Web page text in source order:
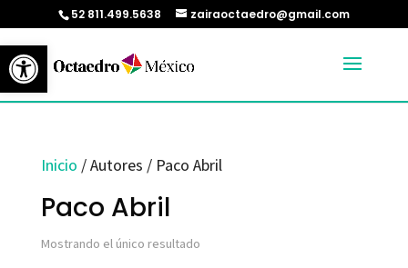
Abrir barra de herramientas
52 811.499.5638 zairaoctaedro@gmail.com
Inicio / Autores / Paco Abril
Paco Abril
Mostrando el único resultado